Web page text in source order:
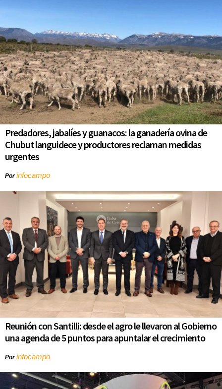
Predadores, jabalíes y guanacos: la ganadería ovina de
Chubut languidece y productores reclaman medidas
urgentes
Porinfocampo
Reunión con Santilli: desde el agro le llevaron al Gobierno
una agenda de 5 puntos para apuntalar el crecimiento
Porinfocampo